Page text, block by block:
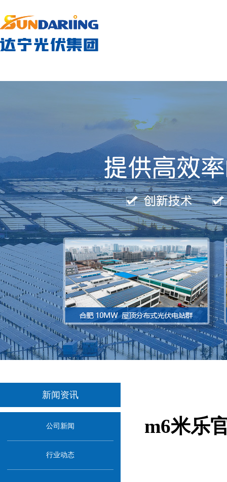
新闻资讯
公司新闻
行业动态
m6米乐